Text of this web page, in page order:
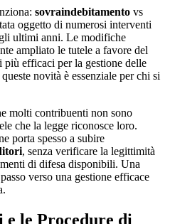
sovraindebitamento vs
oggetto di numerosi interventi
ultimi anni. Le modifiche
ampliato le tutele a favore del
efficaci per la gestione delle
novità è essenziale per chi si
molti contribuenti non sono
che la legge riconosce loro.
porta spesso a subire
, senza verificare la legittimità
di difesa disponibili. Una
verso una gestione efficace
le Procedure di